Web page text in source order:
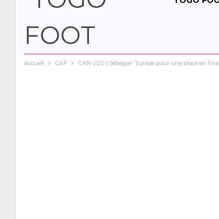
Accueil CAF CAN U20 | Sénégal- Tunisie pour une place en